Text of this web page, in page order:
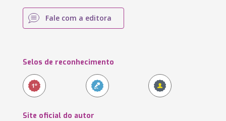
Fale com a editora
Selos de reconhecimento
Site oficial do autor